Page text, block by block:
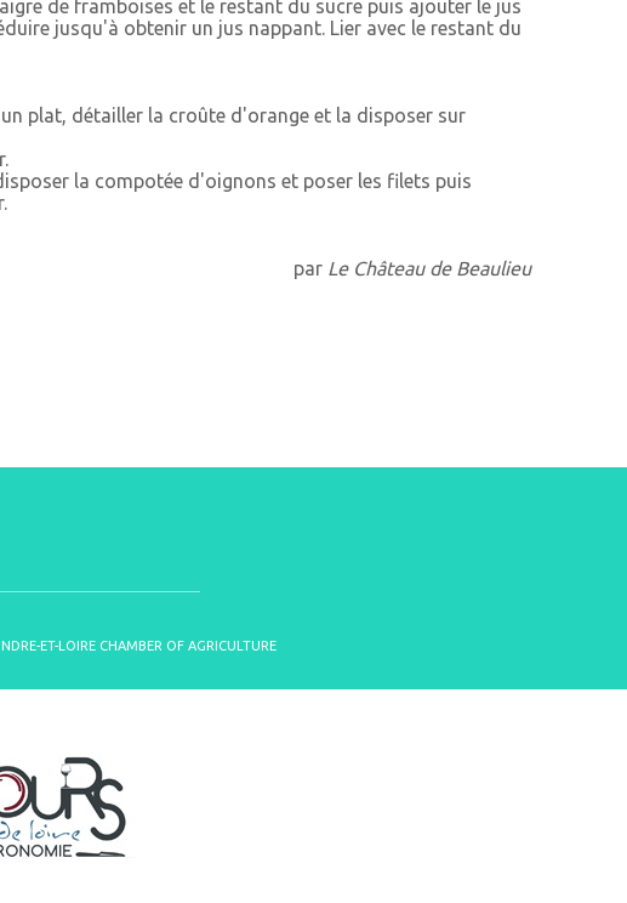
de framboises et le restant du sucre puis ajouter le jus
jusqu'à obtenir un jus nappant. Lier avec le restant du
plat, détailler la croûte d'orange et la disposer sur
la compotée d'oignons et poser les filets puis
par Le Château de Beaulieu
ET-LOIRE CHAMBER OF AGRICULTURE